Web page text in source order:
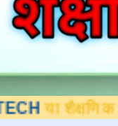
ब्लॉगवर